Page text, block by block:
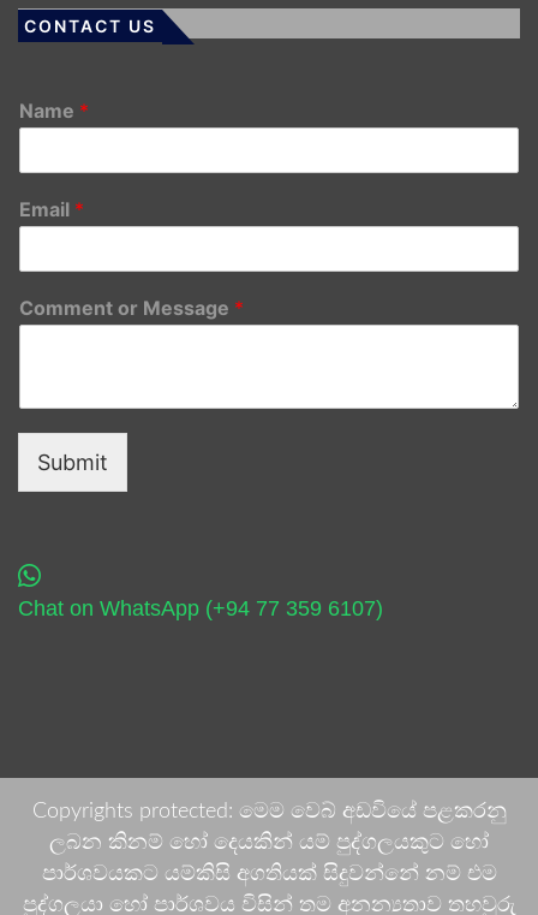
CONTACT US
Name *
Email *
Comment or Message *
Submit
Chat on WhatsApp (+94 77 359 6107)
Copyrights protected: මෙම වෙබ් අඩවියේ පළකරනු
ලබන කිනම් හෝ දෙයකින් යම් පුද්ගලයකුට හෝ
පාර්ශවයකට යම්කිසි අගතියක් සිදුවන්නේ නම් එම
පුද්ගලයා හෝ පාර්ශවය විසින් තම අනන්‍යතාව තහවුරු